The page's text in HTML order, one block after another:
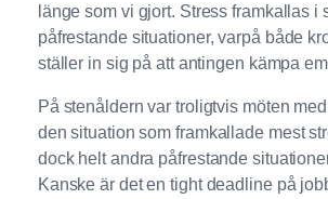
länge som vi gjort. Stress framkallas i
påfrestande situationer, varpå både
ställer in sig på att antingen kämpa
På stenåldern var troligtvis möten
den situation som framkallade mest
dock helt andra påfrestande
Kanske är det en tight deadline på